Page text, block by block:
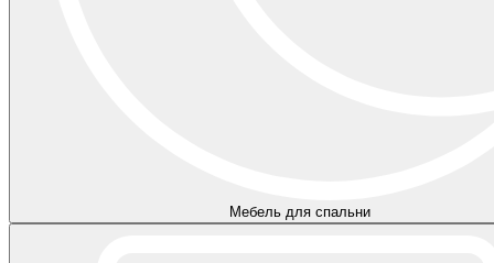
Мебель для спальни